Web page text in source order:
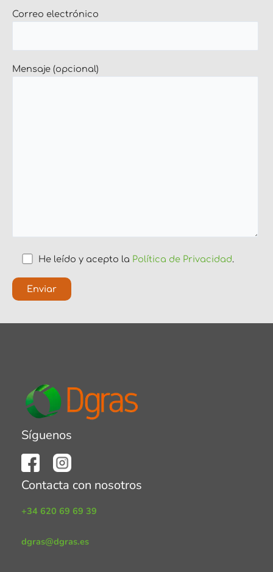
Correo electrónico
Mensaje (opcional)
He leído y acepto la Política de Privacidad.
Síguenos
Contacta con nosotros
+34 620 69 69 39
dgras@dgras.es